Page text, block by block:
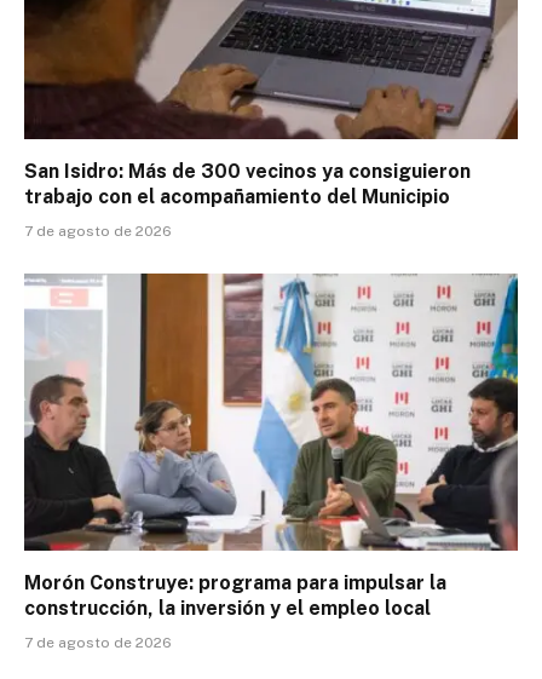
San Isidro: Más de 300 vecinos ya consiguieron
trabajo con el acompañamiento del Municipio
7 de agosto de 2026
Morón Construye: programa para impulsar la
construcción, la inversión y el empleo local
7 de agosto de 2026